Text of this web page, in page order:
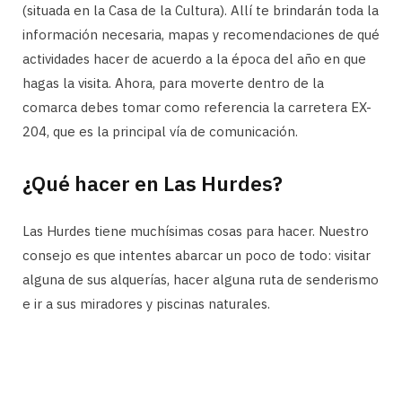
(situada en la Casa de la Cultura). Allí te brindarán toda la
información necesaria, mapas y recomendaciones de qué
actividades hacer de acuerdo a la época del año en que
hagas la visita. Ahora, para moverte dentro de la
comarca debes tomar como referencia la carretera EX-
204, que es la principal vía de comunicación.
¿Qué hacer en Las Hurdes?
Las Hurdes tiene muchísimas cosas para hacer. Nuestro
consejo es que intentes abarcar un poco de todo: visitar
alguna de sus alquerías, hacer alguna ruta de senderismo
e ir a sus miradores y piscinas naturales.